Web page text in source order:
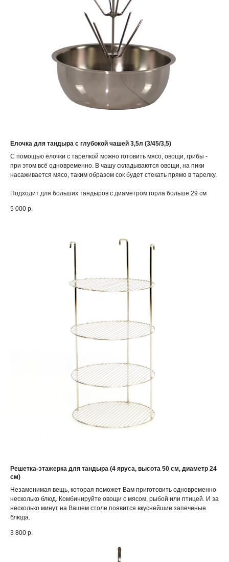
Елочка для тандыра с глубокой чашей 3,5л (3/45/3,5)
С помощью ёлочки с тарелкой можно готовить мясо, овощи, грибы -
при этом всё одновременно. В чашу складываются овощи, на пики
насаживается мясо, таким образом сок будет стекать прямо в тарелку.
Подходит для больших тандыров с диаметром горла больше 29 см
5 000 р.
Решетка-этажерка для тандыра (4 яруса, высота 50 см, диаметр 24
см)
Незаменимая вещь, которая поможет Вам приготовить одновременно
несколько блюд. Комбинируйте овощи с мясом, рыбой или птицей. И за
несколько минут на Вашем столе появится вкуснейшие запеченые
блюда.
3 800 р.